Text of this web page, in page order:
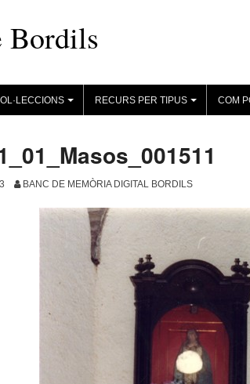
Bordils
+ +
RECURS PER TIPUS COM
BANC DE MEMÒRIA DIGITAL BORDILS